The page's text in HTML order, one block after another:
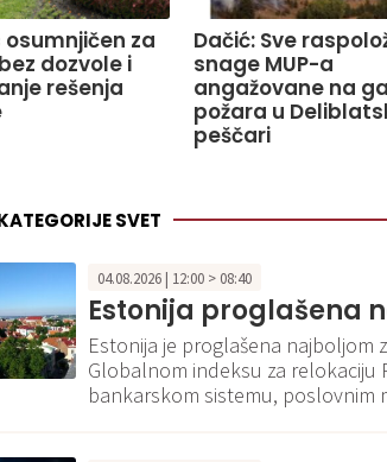
za
dozvole i
rešenja
Dačić: Sve
snage MUP-a
angažovane na
požara u
peščari
SVET
04.08.2026 | 12:00 > 08:40
Estonija proglašena
Estonija je proglašena najboljom
Globalnom indeksu za relokaciju
bankarskom sistemu,